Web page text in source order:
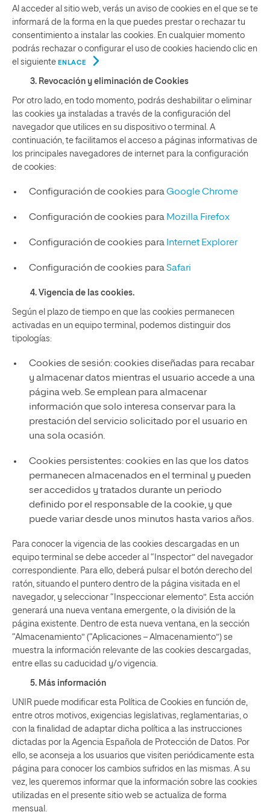
Al acceder al sitio web, verás un aviso de cookies en el que se te
informará de la forma en la que puedes prestar o rechazar tu
consentimiento a instalar las cookies. En cualquier momento
podrás rechazar o configurar el uso de cookies haciendo clic en
el siguiente ENLACE
3. Revocación y eliminación de Cookies
Por otro lado, en todo momento, podrás deshabilitar o eliminar
las cookies ya instaladas a través de la configuración del
navegador que utilices en su dispositivo o terminal. A
continuación, te facilitamos el acceso a páginas informativas de
los principales navegadores de internet para la configuración
de cookies:
Configuración de cookies paraGoogle Chrome
Configuración de cookies para Mozilla Firefox
Configuración de cookies paraInternet Explorer
Configuración de cookies paraSafari
4. Vigencia de las cookies.
Según el plazo de tiempo en que las cookies permanecen
activadas en un equipo terminal, podemos distinguir dos
tipologías:
Cookies de sesión: cookies diseñadas para recabar
y almacenar datos mientras el usuario accede a una
página web. Se emplean para almacenar
información que solo interesa conservar para la
prestación del servicio solicitado por el usuario en
una sola ocasión.
Cookies persistentes: cookies en las que los datos
permanecen almacenados en el terminal y pueden
ser accedidos y tratados durante un periodo
definido por el responsable de la cookie, y que
puede variar desde unos minutos hasta varios años.
Para conocer la vigencia de las cookies descargadas en un
equipo terminal se debe acceder al “Inspector” del navegador
correspondiente. Para ello, deberá pulsar el botón derecho del
ratón, situando el puntero dentro de la página visitada en el
navegador, y seleccionar “Inspeccionar elemento”. Esta acción
generará una nueva ventana emergente, o la división de la
página existente. Dentro de esta nueva ventana, en la sección
“Almacenamiento” (“Aplicaciones – Almacenamiento”) se
muestra la información relevante de las cookies descargadas,
entre ellas su caducidad y/o vigencia.
5. Más información
UNIR puede modificar esta Política de Cookies en función de,
entre otros motivos, exigencias legislativas, reglamentarias, o
con la finalidad de adaptar dicha política a las instrucciones
dictadas por la Agencia Española de Protección de Datos. Por
ello, se aconseja a los usuarios que visiten periódicamente esta
página para conocer los cambios sufridos en las mismas. A su
vez, les queremos informar que la información sobre las cookies
utilizadas en el presente sitio web se actualiza de forma
mensual.